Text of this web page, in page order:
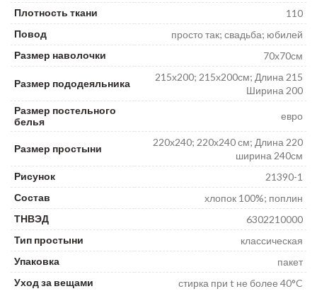
Плотность ткани
110
Повод
просто так; свадьба; юбилей
Размер наволочки
70х70см
Размер пододеяльника
215х200; 215х200см; Длина 215
Ширина 200
Размер постельного
белья
евро
Размер простыни
220х240; 220х240 см; Длина 220
ширина 240см
Рисунок
21390-1
Состав
хлопок 100%; поплин
ТНВЭД
6302210000
Тип простыни
классическая
Упаковка
пакет
Уход за вещами
стирка при t не более 40°C